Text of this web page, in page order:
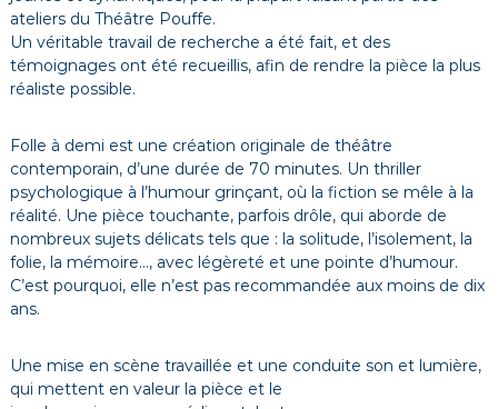
ateliers du Théâtre Pouffe.
Un véritable travail de recherche a été fait, et des
témoignages ont été recueillis, afin de rendre la pièce la plus
réaliste possible.
Folle à demi est une création originale de théâtre
contemporain, d’une durée de 70 minutes. Un thriller
psychologique à l’humour grinçant, où la fiction se mêle à la
réalité. Une pièce touchante, parfois drôle, qui aborde de
nombreux sujets délicats tels que : la solitude, l’isolement, la
folie, la mémoire…, avec légèreté et une pointe d’humour.
C’est pourquoi, elle n’est pas recommandée aux moins de dix
ans.
Une mise en scène travaillée et une conduite son et lumière,
qui mettent en valeur la pièce et le